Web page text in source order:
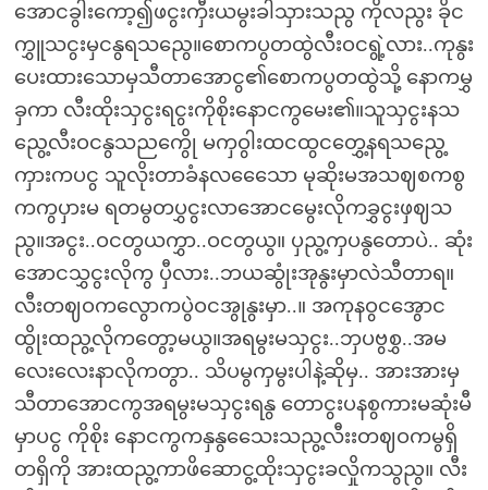
အောငခွါးကော့၍ဖငွးကှီးယမွးခါသှားသညွ ကိုလညွး ခိုင
ကွှူသငွးမှငနွရသညွေ။စောကပွတထွဲလီးဝငရွဲ့လား..ကုနွး
ပေးထားသောမှသီတာအောငွ၏စောကပွတထွဲသို့ နောကမွှ
ခှကာ လီးထိုးသှငွးရငွးကိုစိုးနောငကွမေး၏။သူသှငွးနသ
ညွေ့လီးဝငနွသညကွေို မကှဝွါးထငထွငတွှေ့နရသညွေ့
ကှားကပငွ သူလိုးတာခံနလသေေော မုဆိုးမအသဈစကစွ
ကကွပှားမ ရတမွတပွှငွးလာအောငမွေးလိုကခွှငွးဖှဈသ
ညွ။အငွး..ဝငတွယကွှာ..ဝငတွယွ။ ပှညွ့ကှပနွတောပဲ.. ဆုံး
အောငသွှငွးလိုကွ ပှီလား..ဘယဆွုံးအုနွးမှာလဲသီတာရ။
လီးတဈဝကလွောကပွဲဝငအွုနွးမှာ..။ အကုနဝွငအွောင
ထွိုးထညွ့လိုကတွော့မယွ။အရမွးမသှငွး..ဘှပဗွစွှ..အမ
လေးလေးနာလိုကတွာ.. သိပမွကှမွးပါနဲ့ဆိုမှ.. အားအားမှ
သီတာအောငကွအရမွးမသှငွးရနွ တောငွးပနစွကားမဆုံးမီ
မှာပငွ ကိုစိုး နောငကွကနှနွသေေးသညွ့လီးးတဈဝကမွရှိ
တရှိကို အားထညွ့ကာဖိဆောငွ့ထိုးသှငွးခလှိုကသွညွ။ လီး